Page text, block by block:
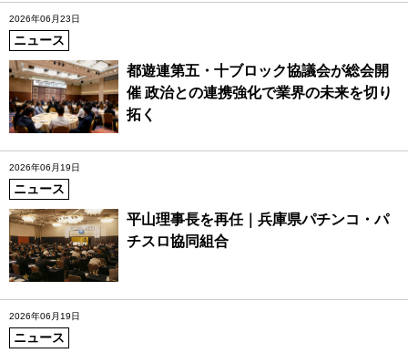
2026年06月23日
ニュース
都遊連第五・十ブロック協議会が総会開
催 政治との連携強化で業界の未来を切り
拓く
2026年06月19日
ニュース
平山理事長を再任｜兵庫県パチンコ・パ
チスロ協同組合
2026年06月19日
ニュース